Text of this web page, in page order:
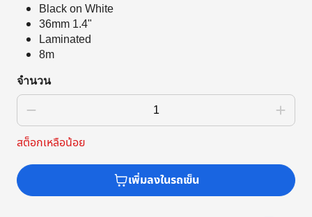
Black on White
36mm 1.4"
Laminated
8m
จำนวน
สต็อกเหลือน้อย
เพิ่มลงในรถเข็น